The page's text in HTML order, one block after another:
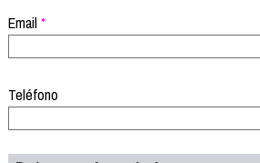
Email*
Teléfono